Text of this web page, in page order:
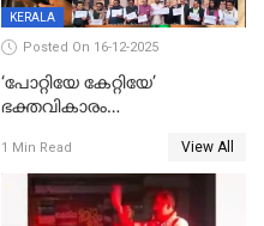
KERALA
Posted On 16-12-2025
‘പോറ്റിയേ കേറ്റിയേ’
ഭക്തവികാരം
ഡിജിപിക്ക് പരാതി; ശക്തമായ
നടപടി വേണമെന്നു
സിപിഐഎമ്മും
1 Min Read View All